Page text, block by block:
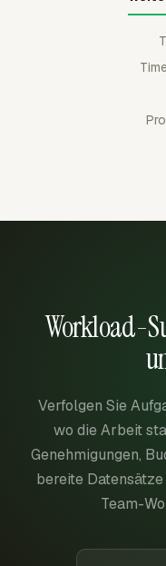
Workload-
Verfolgen Sie
wo die Arbeit
Genehmigungen,
bereite
Team-